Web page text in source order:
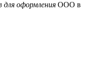
для оформления ООО в